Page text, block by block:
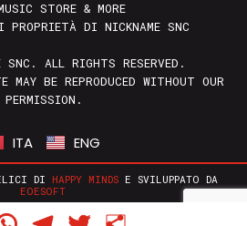
STORE & MORE
PROPRIETÀ DI NICKNAME SNC
SNC. ALL RIGHTS RESERVED.
BE REPRODUCED WITHOUT OUR
PERMISSION.
ITA ENG
DI HAPPY MINDS E SVILUPPATO DA
EOESOFT
WhatsAppTelegram
Twitter